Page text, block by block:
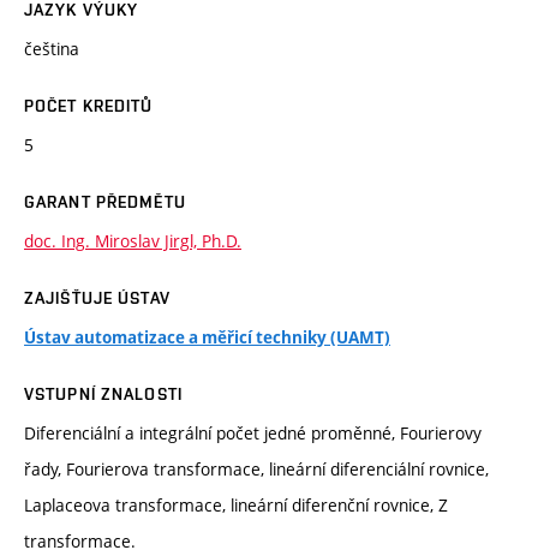
JAZYK VÝUKY
čeština
POČET KREDITŮ
5
GARANT PŘEDMĚTU
doc. Ing. Miroslav Jirgl, Ph.D.
ZAJIŠŤUJE ÚSTAV
Ústav automatizace a měřicí techniky (UAMT)
VSTUPNÍ ZNALOSTI
Diferenciální a integrální počet jedné proměnné, Fourierovy
řady, Fourierova transformace, lineární diferenciální rovnice,
Laplaceova transformace, lineární diferenční rovnice, Z
transformace.